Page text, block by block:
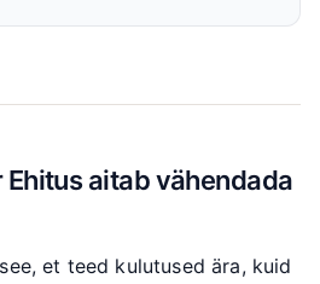
Ehitus aitab vähendada
et teed kulutused ära, kuid